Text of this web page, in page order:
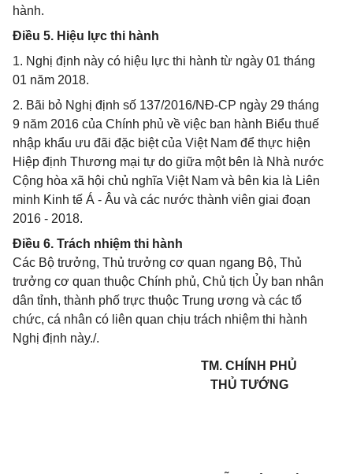
hành.
Điều 5. Hiệu lực thi hành
1. Nghị định này có hiệu lực thi hành từ ngày 01 tháng
01 năm 2018.
2. Bãi bỏ Nghị định số 137/2016/NĐ-CP ngày 29 tháng
9 năm 2016 của Chính phủ về việc ban hành Biểu thuế
nhập khẩu ưu đãi đặc biệt của Việt Nam để thực hiện
Hiệp định Thương mại tự do giữa một bên là Nhà nước
Cộng hòa xã hội chủ nghĩa Việt Nam và bên kia là Liên
minh Kinh tế Á - Âu và các nước thành viên giai đoạn
2016 - 2018.
Điều 6. Trách nhiệm thi hành
Các Bộ trưởng, Thủ trưởng cơ quan ngang Bộ, Thủ
trưởng cơ quan thuộc Chính phủ, Chủ tịch Ủy ban nhân
dân tỉnh, thành phố trực thuộc Trung ương và các tổ
chức, cá nhân có liên quan chịu trách nhiệm thi hành
Nghị định này./.
TM. CHÍNH PHỦ
THỦ TƯỚNG